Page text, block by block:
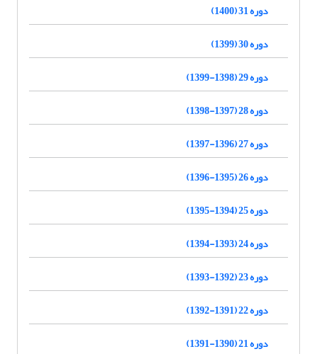
دوره 31 (1400)
دوره 30 (1399)
دوره 29 (1398-1399)
دوره 28 (1397-1398)
دوره 27 (1396-1397)
دوره 26 (1395-1396)
دوره 25 (1394-1395)
دوره 24 (1393-1394)
دوره 23 (1392-1393)
دوره 22 (1391-1392)
دوره 21 (1390-1391)